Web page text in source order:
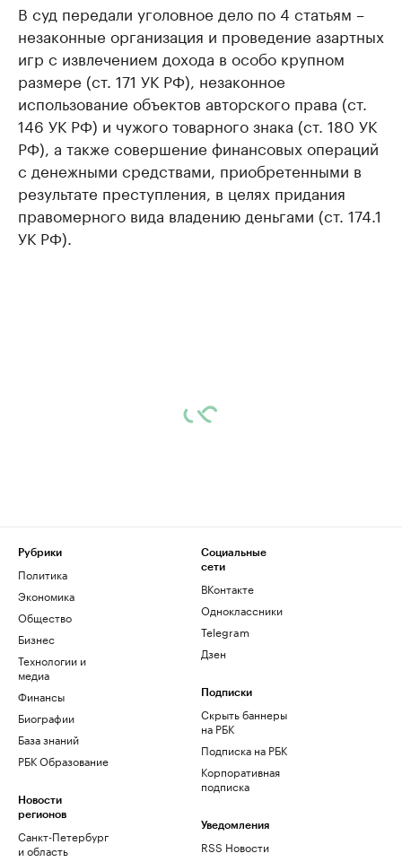
В суд передали уголовное дело по 4 статьям –
незаконные организация и проведение азартных
игр с извлечением дохода в особо крупном
размере (ст. 171 УК РФ), незаконное
использование объектов авторского права (ст.
146 УК РФ) и чужого товарного знака (ст. 180 УК
РФ), а также совершение финансовых операций
с денежными средствами, приобретенными в
результате преступления, в целях придания
правомерного вида владению деньгами (ст. 174.1
УК РФ).
Рубрики
Политика
Экономика
Общество
Бизнес
Технологии и
медиа
Финансы
Биографии
База знаний
РБК Образование
Новости
регионов
Санкт-Петербург
и область
Социальные
сети
ВКонтакте
Одноклассники
Telegram
Дзен
Подписки
Скрыть баннеры
на РБК
Подписка на РБК
Корпоративная
подписка
Уведомления
RSS Новости